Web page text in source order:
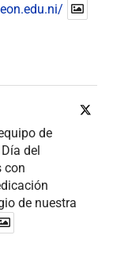
de
del
con
de nuestra